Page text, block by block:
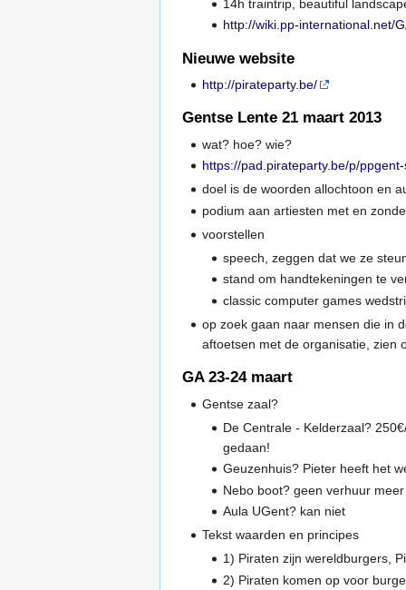
14h traintrip, beautiful
http://wiki.pp-international.net/
Nieuwe website
http://pirateparty.be/
Gentse Lente 21 maart 2013
wat? hoe? wie?
https://pad.pirateparty.be/p/
doel is de woorden allochtoon en
podium aan artiesten met en
voorstellen
speech, zeggen dat we ze
stand om handtekeningen te
classic computer games
op zoek gaan naar mensen die in
aftoetsen met de organisatie, zien
GA 23-24 maart
Gentse zaal?
De Centrale - Kelderzaal?
gedaan!
Geuzenhuis? Pieter heeft het
Nebo boot? geen verhuur meer
Aula UGent? kan niet
Tekst waarden en principes
1) Piraten zijn wereldburgers,
2) Piraten komen op voor